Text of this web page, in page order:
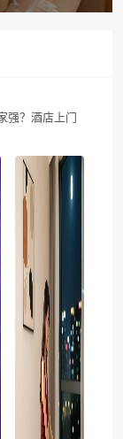
专业上门按摩服务
强？酒店上门